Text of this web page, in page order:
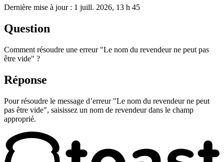
Dernière mise à jour : 1 juill. 2026, 13 h 45
Question
Comment résoudre une erreur "Le nom du revendeur ne peut pas
être vide" ?
Réponse
Pour résoudre le message d’erreur "Le nom du revendeur ne peut
pas être vide", saisissez un nom de revendeur dans le champ
approprié.